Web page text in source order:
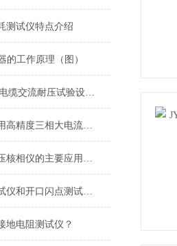
测试仪特点介绍
的工作原理（图）
35kV及以下电缆交流耐压试验设备及标准规程
如何正确使用高精度三相大电流发生器
智能无线高压核相仪的主要应用领域有哪些？
闭口闪点测试仪和开口闪点测试仪的区别
地电阻测试仪？